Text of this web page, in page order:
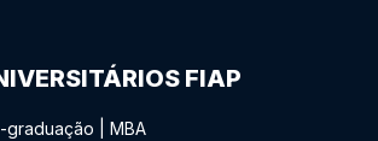
FIAP
graduação MBA